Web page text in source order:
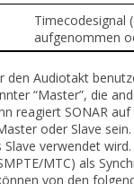
Timecodesignal
aufgenommen
den Audiotakt
“Master”, die
reagiert SONAR
oder Slave
verwendet wird.
MTC) als
von den